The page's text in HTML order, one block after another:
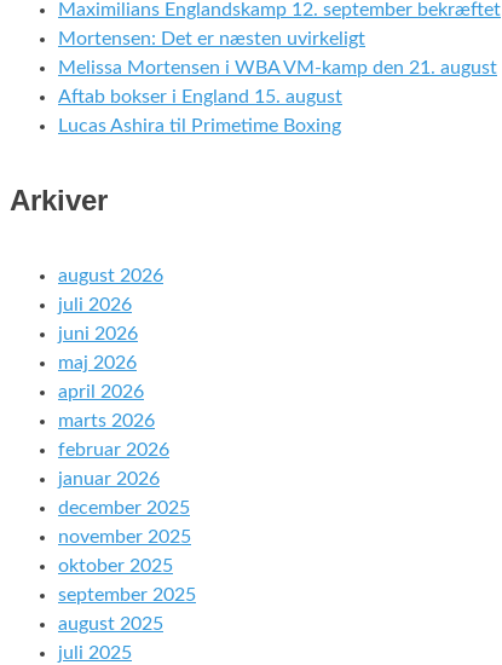
Maximilians Englandskamp 12. september bekræftet
Mortensen: Det er næsten uvirkeligt
Melissa Mortensen i WBA VM-kamp den 21. august
Aftab bokser i England 15. august
Lucas Ashira til Primetime Boxing
Arkiver
august 2026
juli 2026
juni 2026
maj 2026
april 2026
marts 2026
februar 2026
januar 2026
december 2025
november 2025
oktober 2025
september 2025
august 2025
juli 2025